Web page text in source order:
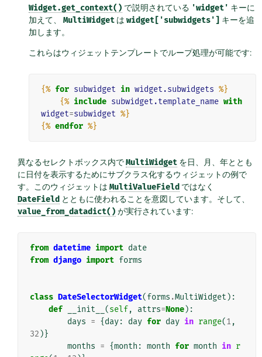
Widget.get_context() で説明されている 'widget' キーに
加えて、MultiWidget はwidget['subwidgets'] キーを追
加します。
これらはウィジェットテンプレートでループ処理が可能です:
{% for subwidget in widget.subwidgets %}
{% include subwidget.template_name with
widget=subwidget %}
{% endfor %}
異なるセレクトボックス内でMultiWidgetを日、月、年ととも
に日付を表示するためにサブクラス化するウィジェットの例で
す。このウィジェットは MultiValueField ではなく
DateField とともに使われることを意図しています。そして、
value_from_datadict() が実行されています:
from datetime import date
from django import forms
class DateSelectorWidget(forms .MultiWidget ):
def
__init__ (self, attrs=None):
days = {day: day for day in range(1,
32 )}
months = {month : month for month in r